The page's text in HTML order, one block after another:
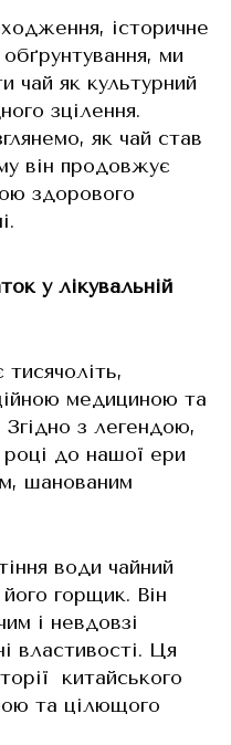
історичне
ми
чай як культурний
зцілення.
як чай став
він продовжує
здорового
у лікувальній
тисячоліть,
медициною та
з легендою,
році до нашої ери
шанованим
води чайний
горщик. Він
і невдовзі
властивості. Ця
китайського
та цілющого